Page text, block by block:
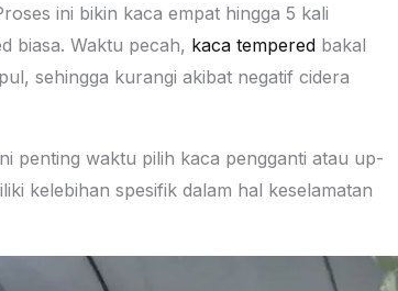
ini bikin kaca empat hingga 5 kali
biasa. Waktu pecah, kaca tempered bakal
sehingga kurangi akibat negatif cidera
penting waktu pilih kaca pengganti atau up-
kelebihan spesifik dalam hal keselamatan